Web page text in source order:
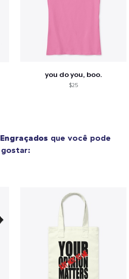
you do you, boo.
$25
Engraçados que você pode
gostar: